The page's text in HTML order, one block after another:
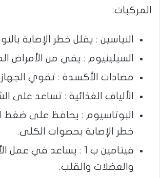
المركبات:
النياسين : يقلل خطر الإصابة
السيلينيوم : يقي من الأمراض
مضادات الأكسدة : تقوي
الألياف الغذائية : تساعد على
البوتاسيوم : يحافظ على ضغط
خطر الإصابة بحصوات الكلى.
فيتامين ب 1 : يساعد في
والعضلات والقلب.